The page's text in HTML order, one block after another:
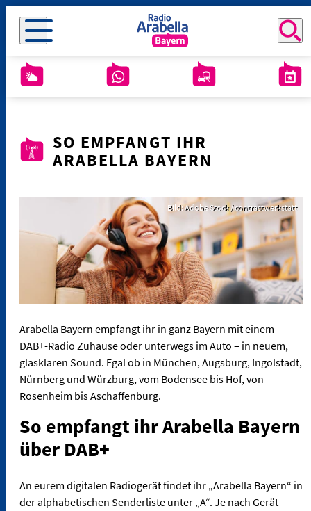
SO EMPFANGT IHR
ARABELLA BAYERN
Bild: Adobe Stock / contrastwerkstatt
Arabella Bayern empfangt ihr in ganz Bayern mit einem
DAB+-Radio Zuhause oder unterwegs im Auto – in neuem,
glasklaren Sound. Egal ob in München, Augsburg, Ingolstadt,
Nürnberg und Würzburg, vom Bodensee bis Hof, von
Rosenheim bis Aschaffenburg.
So empfangt ihr Arabella Bayern
über DAB+
An eurem digitalen Radiogerät findet ihr „Arabella Bayern“ in
der alphabetischen Senderliste unter „A“. Je nach Gerät